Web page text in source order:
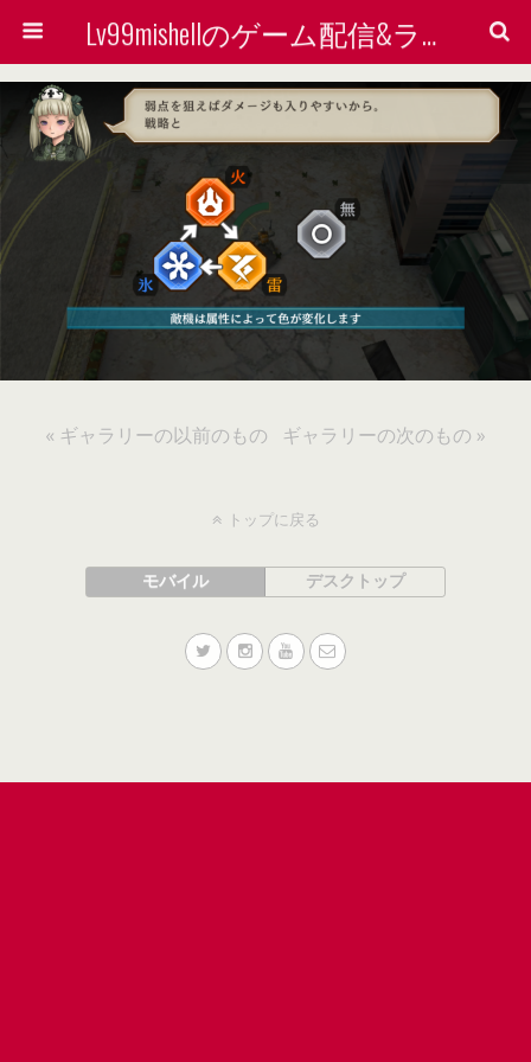
Lv99mishellのゲーム配信&ライン着せ替えで稼ぐ方法を検証する会
« ギャラリーの以前のもの ギャラリーの次のもの »
トップに戻る
モバイル デスクトップ